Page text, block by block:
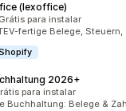
(lexoffice)
ao todo
Grátis para instalar
fertige Belege,
2026+
ao todopara instalar
Buchhaltung: Belege &